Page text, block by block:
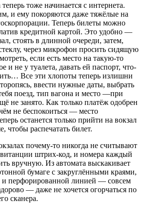
тоже начинается с интернета.
и ему покоряются даже тяжёлые на
Теперь билеты можно
кредитной картой. Это удобно —
стоять в длинной очереди, затем,
через микрофон просить сидящую
если есть место на такую-то
и не у туалета, давать ей паспорт, что-
Все эти хлопоты теперь излишни
ввести нужные даты, выбрать
поезд, тип вагона и место —при
не занято. Как только платёж одобрен
не беспокоиться — место
останется только прийти на вокзал
чтобы распечатать билет.
почему-то никогда не считывают
штрих-код, и номера каждый
вручную. Из автомата выскакивает
бумаге с закруглёнными краями,
и перфорированной линией — совсем
— даже не хочется огорчаться по
сканера.